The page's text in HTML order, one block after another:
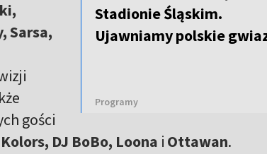
Stadionie Śląskim.
Ujawniamy polskie
Programy
Sarsa,
gości
DJ BoBo, Loona i Ottawan.